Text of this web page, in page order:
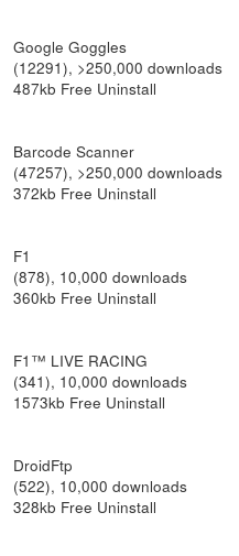
Google Goggles
(12291), >250,000 downloads
487kb Free Uninstall
Barcode Scanner
(47257), >250,000 downloads
372kb Free Uninstall
F1
(878), 10,000 downloads
360kb Free Uninstall
F1™ LIVE RACING
(341), 10,000 downloads
1573kb Free Uninstall
DroidFtp
(522), 10,000 downloads
328kb Free Uninstall